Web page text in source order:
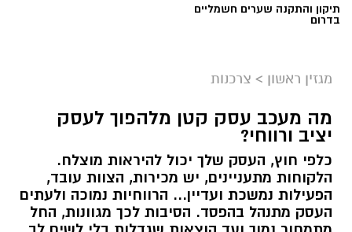
קרדיט תמונה בוסט מדיה
מהו שמאי מקרקעין ומה תפקידו?
תיקון והתקנה שערים חשמליים
בדרום
מגזין ראשון > צרכנות
מה מעכב עסק קטן מלהפוך לעסק
יציב ורווחי?
כלפי חוץ, העסק שלך יכול להיראות מוצלח.
הלקוחות מתעניינים, יש מכירות, הצוות עובד,
הפעילות נמשכת ועדיין... הרווחיות נמוכה ולעתים
העסק מתנהל בהפסד. הסיבות לכך מגוונות, החל